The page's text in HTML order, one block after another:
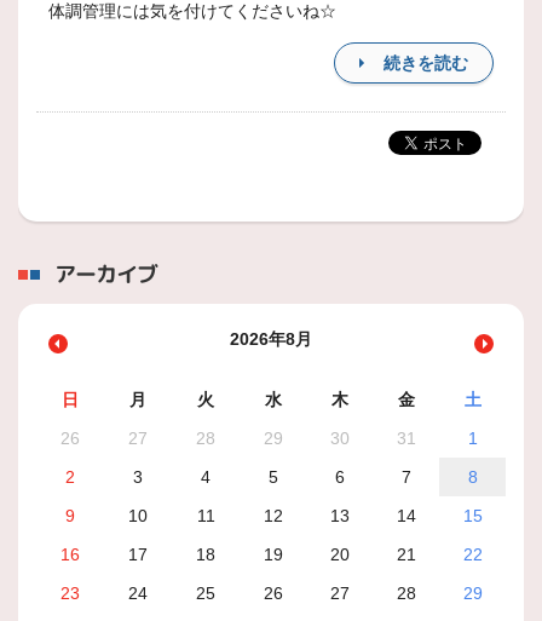
体調管理には気を付けてくださいね☆
続きを読む
アーカイブ
2026年8月
日 月 火 水 木 金
土
26
27 28 29 30 31
1
2
3 4 5 6 7
8
9
10 11 12 13 14
15
16
17 18 19 20 21
22
23
24 25 26 27 28
29